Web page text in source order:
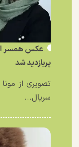
عکس همسر
پربازدید شد
تصویری از مونا
سریال...